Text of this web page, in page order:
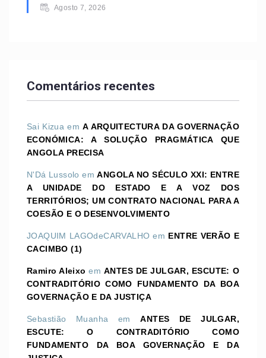
Agosto 7, 2026
Comentários recentes
Sai Kizua emA ARQUITECTURA DA GOVERNAÇÃO
ECONÓMICA: A SOLUÇÃO PRAGMÁTICA QUE
ANGOLA PRECISA
N'Dá Lussolo emANGOLA NO SÉCULO XXI: ENTRE
A UNIDADE DO ESTADO E A VOZ DOS
TERRITÓRIOS; UM CONTRATO NACIONAL PARA A
COESÃO E O DESENVOLVIMENTO
JOAQUIM LAGOdeCARVALHO em ENTRE VERÃO E
CACIMBO (1)
Ramiro Aleixo emANTES DE JULGAR, ESCUTE: O
CONTRADITÓRIO COMO FUNDAMENTO DA BOA
GOVERNAÇÃO E DA JUSTIÇA
Sebastião Muanha emANTES DE JULGAR,
ESCUTE: O CONTRADITÓRIO COMO
FUNDAMENTO DA BOA GOVERNAÇÃO E DA